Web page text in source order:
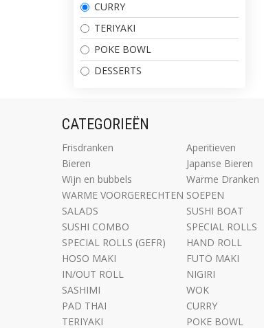
CURRY
TERIYAKI
POKE BOWL
DESSERTS
CATEGORIEËN
Frisdranken
Aperitieven
Bieren
Japanse Bieren
Wijn en bubbels
Warme Dranken
WARME VOORGERECHTEN SOEPEN
SALADS
SUSHI BOAT
SUSHI COMBO
SPECIAL ROLLS
SPECIAL ROLLS (GEFR)
HAND ROLL
HOSO MAKI
FUTO MAKI
IN/OUT ROLL
NIGIRI
SASHIMI
WOK
PAD THAI
CURRY
TERIYAKI
POKE BOWL